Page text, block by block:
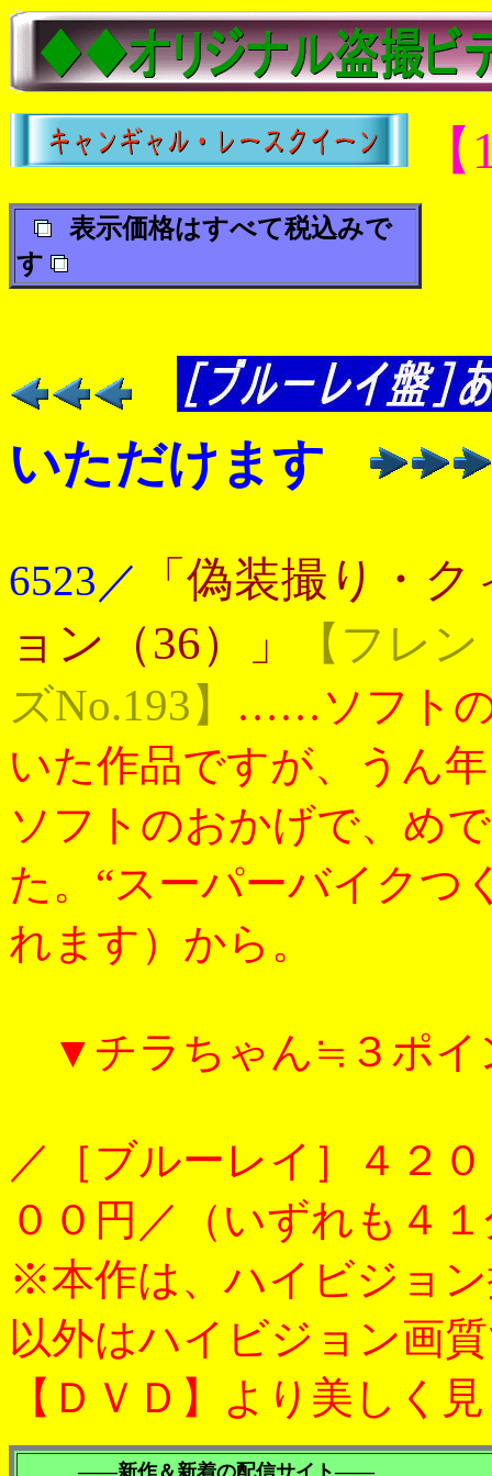
表示価格はすべて税込みで
す
いただけます
6523／
「偽装撮り・
ョン（36）」
【フレ
ズNo.193】
……ソフトの
いた作品ですが、うん
ソフトのおかげで、め
た。“スーパーバイク
れます）から。
▼チラちゃん≒３ポイ
／［ブルーレイ］４２
００円／（いずれも４
※本作は、ハイビジョ
以外はハイビジョン画
【ＤＶＤ】より美しく
――新作＆新着の配信サイト――